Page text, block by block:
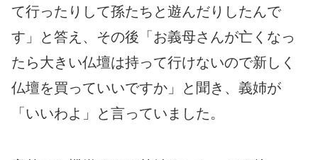
て行ったりして孫たちと遊んだりしたんで
す」と答え、その後「お義母さんが亡くなっ
たら大きい仏壇は持って行けないので新しく
仏壇を買っていいですか」と聞き、義姉が
「いいわよ」と言っていました。